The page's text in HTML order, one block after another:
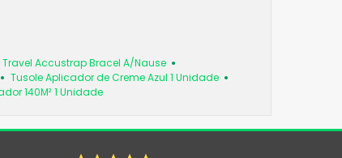
Travel Accustrap Bracel A/Nause
Tusole Aplicador de Creme Azul 1 Unidade
140M² 1 Unidade